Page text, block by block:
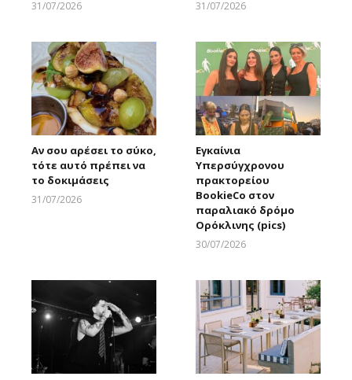
31/07/2026
31/07/2026
Αν σου αρέσει το σύκο,
τότε αυτό πρέπει να
το δοκιμάσεις
31/07/2026
Εγκαίνια
Υπερσύγχρονου
πρακτορείου
BookieCo στον
παραλιακό δρόμο
Ορόκλινης (pics)
30/07/2026